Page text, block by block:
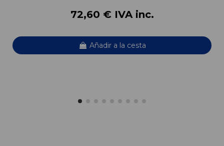
72,60 € IVA inc.
Añadir a la cesta